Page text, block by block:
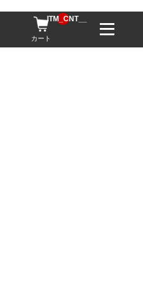
カート
__ITM_CNT__